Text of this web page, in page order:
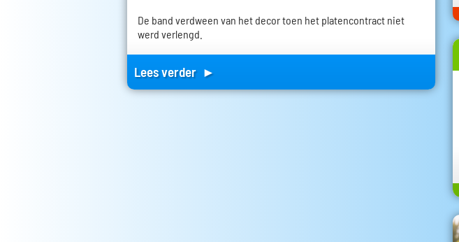
De band verdween van het decor toen het platencontract niet
werd verlengd.
Lees verder ►